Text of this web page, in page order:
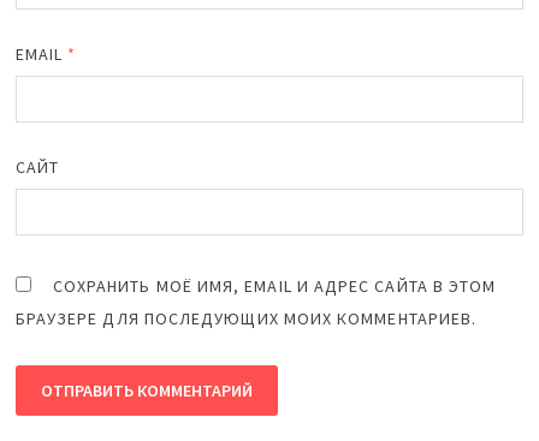
EMAIL *
САЙТ
СОХРАНИТЬ МОЁ ИМЯ, EMAIL И АДРЕС САЙТА В ЭТОМ
БРАУЗЕРЕ ДЛЯ ПОСЛЕДУЮЩИХ МОИХ КОММЕНТАРИЕВ.